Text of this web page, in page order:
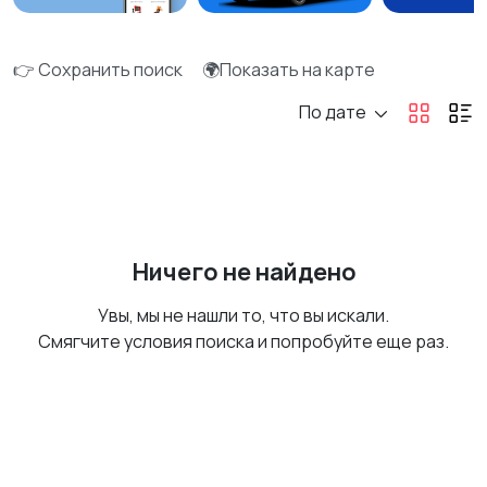
👉 Сохранить поиск
🌍Показать на карте
По дате
Ничего не найдено
Увы, мы не нашли то, что вы искали.
Смягчите условия поиска и попробуйте еще раз.